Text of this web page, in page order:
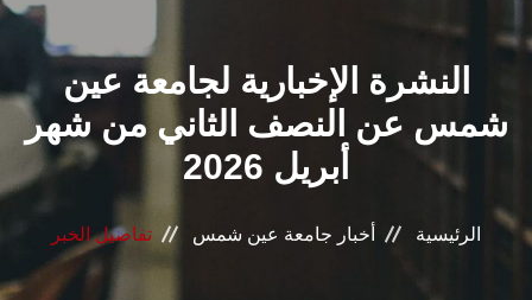
القطاعـات
الشئون الأكاديمية
البحث العلمي
المراكز والوحدات
النشرة الإخبارية لجامعة عين
شمس عن النصف الثاني من شهر
أبريل 2026
الرئيسية أخبار جامعة عين شمس تفاصيل الخبر